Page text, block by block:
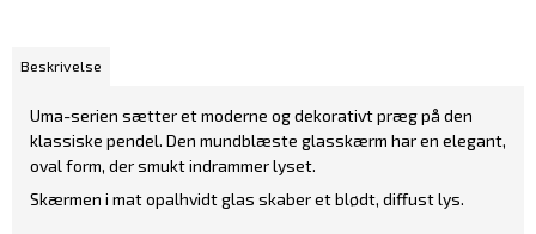
Beskrivelse
Uma-serien sætter et moderne og dekorativt præg på den
klassiske pendel. Den mundblæste glasskærm har en elegant,
oval form, der smukt indrammer lyset.
Skærmen i mat opalhvidt glas skaber et blødt, diffust lys.